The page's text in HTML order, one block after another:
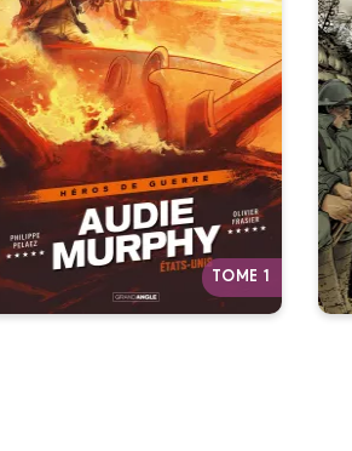
TOME 1
Audie Murphy -
histoire complète
Date de parution :
08/04/2026
Une médaille pour la
guerre. Une étoile pour le
cinéma. Et des fantômes pour la
vie.